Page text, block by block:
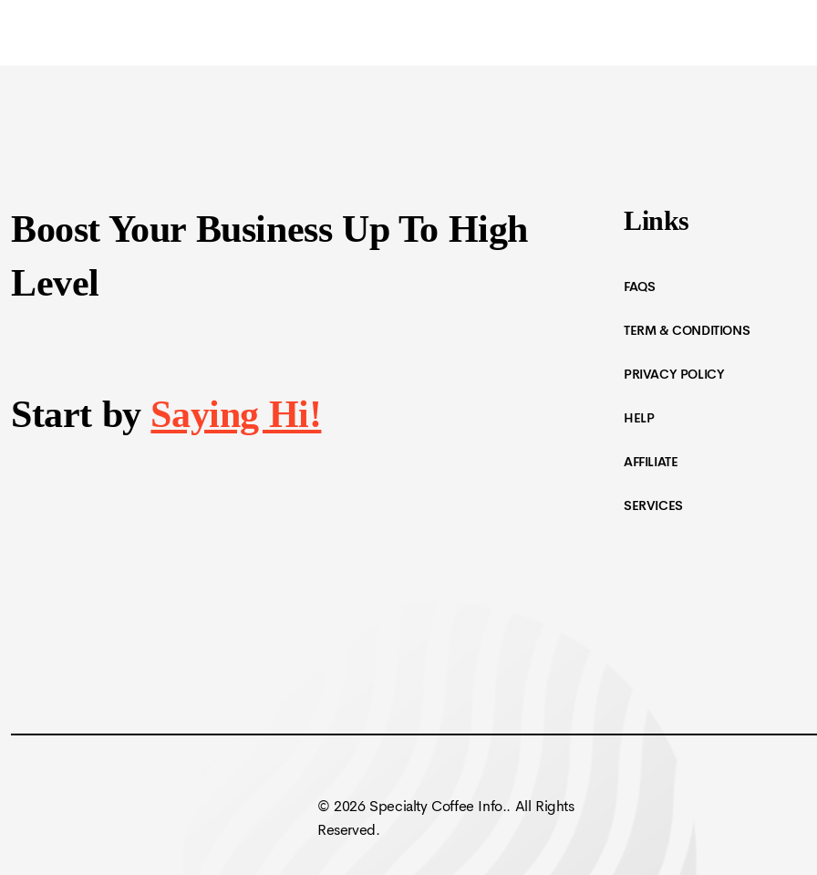
Boost Your Business Up To High
Level
Start by Saying Hi!
Links
FAQS
TERM & CONDITIONS
PRIVACY POLICY
HELP
AFFILIATE
SERVICES
© 2026 Specialty Coffee Info.. All Rights
Reserved.